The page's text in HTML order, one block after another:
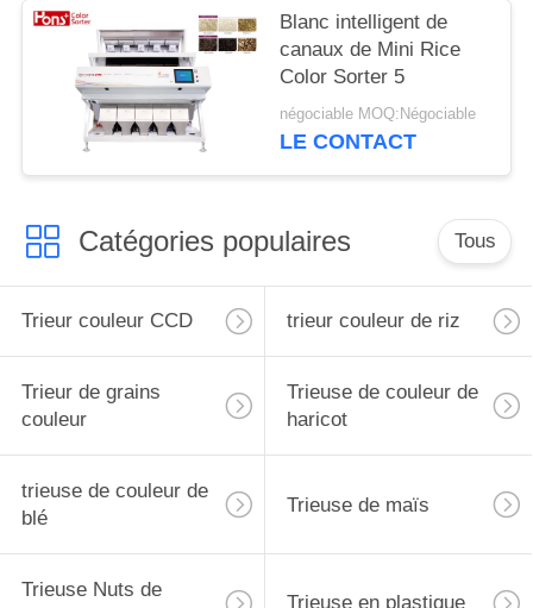
Blanc intelligent de
canaux de Mini Rice
Color Sorter 5
négociable MOQ:Négociable
LE CONTACT
Catégories populaires Tous
Trieur couleur CCD trieur couleur de riz
Trieur de grains
couleur
Trieuse de couleur de
haricot
trieuse de couleur de
blé
Trieuse de maïs
Trieuse Nuts de
Trieuse en plastique